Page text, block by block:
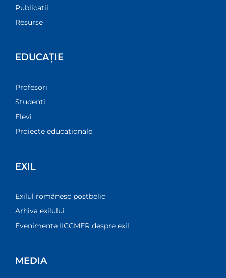
Publicații
Resurse
EDUCAȚIE
Profesori
Studenți
Elevi
Proiecte educaționale
EXIL
Exilul românesc postbelic
Arhiva exilului
Evenimente IICCMER despre exil
MEDIA